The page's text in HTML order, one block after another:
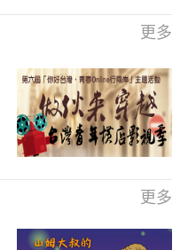
更多
更多